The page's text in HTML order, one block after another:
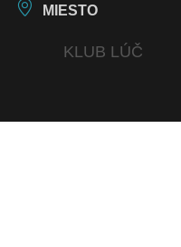
MIESTO
KLUB LÚČ